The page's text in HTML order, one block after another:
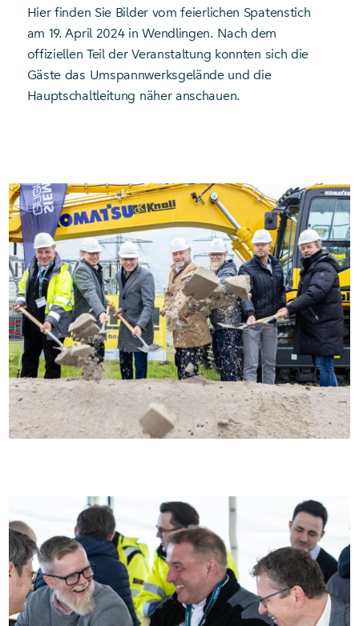
Hier finden Sie Bilder vom feierlichen Spatenstich
am 19. April 2024 in Wendlingen. Nach dem
offiziellen Teil der Veranstaltung konnten sich die
Gäste das Umspannwerksgelände und die
Hauptschaltleitung näher anschauen.